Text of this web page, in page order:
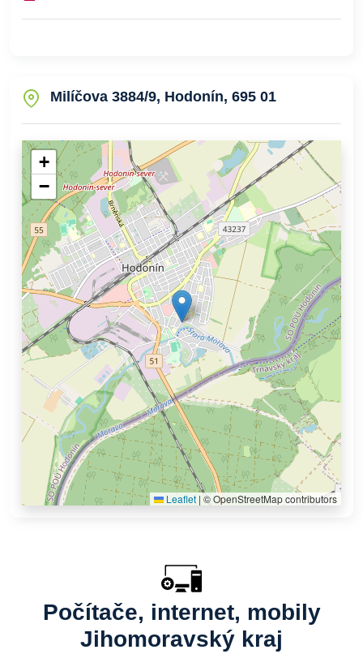
Milíčova 3884/9, Hodonín, 695 01
+
−
Leaflet | © OpenStreetMap contributors
Počítače, internet, mobily
Jihomoravský kraj